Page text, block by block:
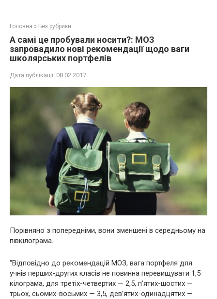
Головна » Без рубрики
А самі це пробували носити?: МОЗ
запровадило нові рекомендації щодо ваги
школярських портфелів
Дата публікації: 08.02.2017
Порівняно з попередніми, вони зменшені в середньому на
півкілограма.
“Відповідно до рекомендацій МОЗ, вага портфеля для
учнів перших-других класів не повинна перевищувати 1,5
кілограма, для третіх-четвертих — 2,5, п’ятих-шостих —
трьох, сьомих-восьмих — 3,5, дев’ятих-одинадцятих —